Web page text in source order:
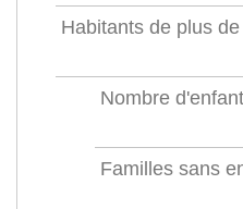
Habitants de plus
Nombre
Familles sans